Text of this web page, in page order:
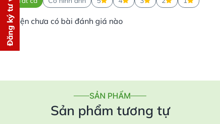
Hiện chưa có bài đánh giá nào
SẢN PHẨM
Sản phẩm tương tự
Đăng ký tư vấn
PHÍ
Gửi thông tin